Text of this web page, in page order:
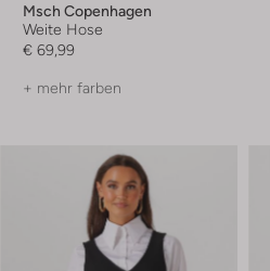
Msch Copenhagen
Weite Hose
€ 69,99
+ mehr farben